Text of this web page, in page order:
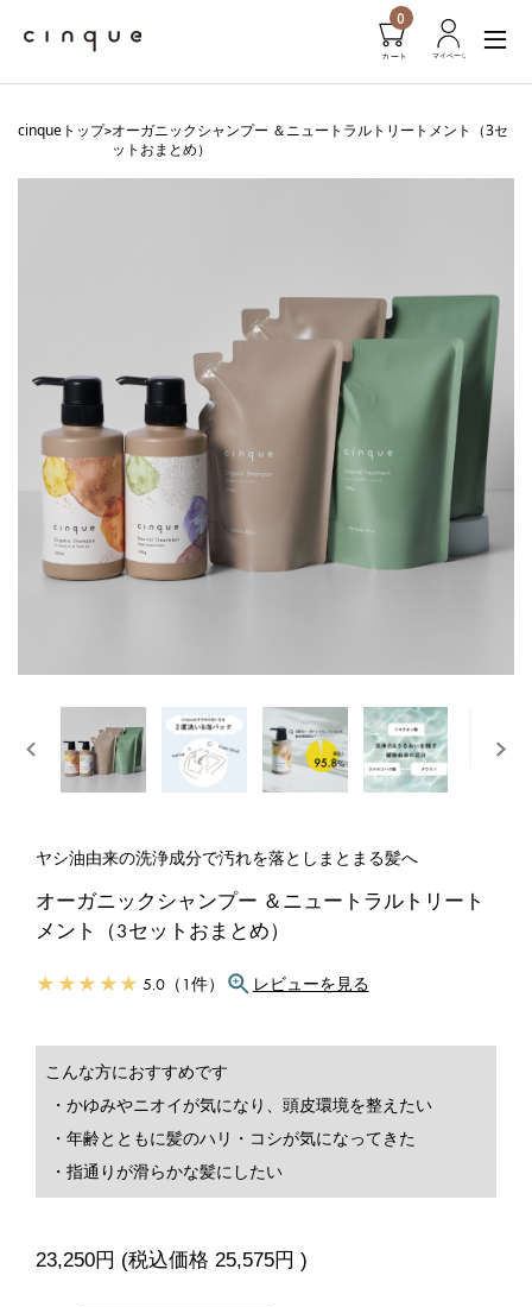
0
cinqueトップ>オーガニックシャンプー ＆ニュートラルトリートメント（3セ
ットおまとめ）
ヤシ油由来の洗浄成分で汚れを落としまとまる髪へ
オーガニックシャンプー ＆ニュートラルトリート
メント（3セットおまとめ）
★ ★ ★ ★ ★ 5.0（1件） レビューを見る
こんな方におすすめです
・かゆみやニオイが気になり、頭皮環境を整えたい
・年齢とともに髪のハリ・コシが気になってきた
・指通りが滑らかな髪にしたい
23,250円 (税込価格 25,575円 )